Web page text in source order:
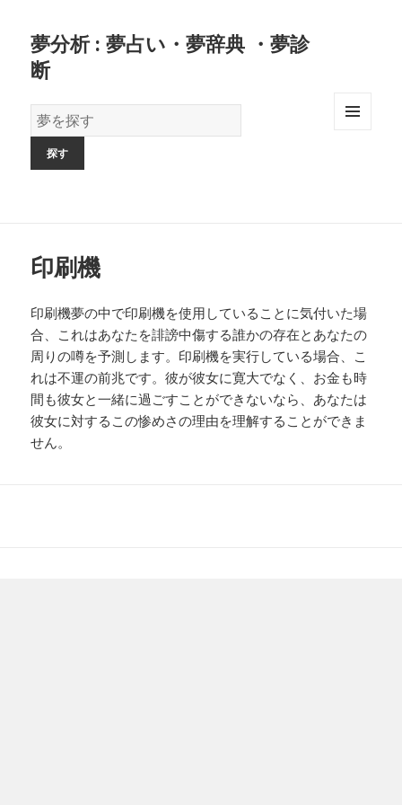
夢分析 : 夢占い・夢辞典 ・夢診
断
夢
の
印刷機
印刷機夢の中で印刷機を使用していることに気付いた場
合、これはあなたを誹謗中傷する誰かの存在とあなたの
周りの噂を予測します。印刷機を実行している場合、こ
れは不運の前兆です。彼が彼女に寛大でなく、お金も時
間も彼女と一緒に過ごすことができないなら、あなたは
彼女に対するこの惨めさの理由を理解することができま
せん。